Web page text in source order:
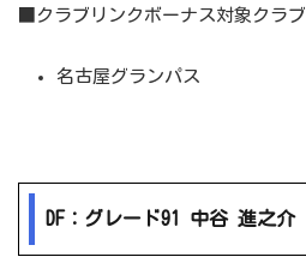
■クラブリンクボーナス対象クラブ
名古屋グランパス
DF：グレード91 中谷 進之介